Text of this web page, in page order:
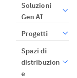
Soluzioni
Gen AI
Progetti
Spazi di
distribuzion
e